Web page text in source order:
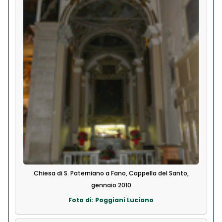
Chiesa di S. Paterniano a Fano, Cappella del Santo,
gennaio 2010
Foto di: Poggiani Luciano